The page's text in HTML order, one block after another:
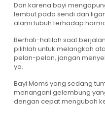
Dan karena bayi
lembut pada sendi dan
alami tubuh terhadap
Berhati-hatilah saat
pilihlah untuk melangkah
pelan-pelan, jangan
ya.
Bayi Moms yang sedang
menangani gelembung
dengan cepat mengubah